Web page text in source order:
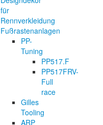
für
Rennverkleidung
Fußrastenanlagen
PP-
Tuning
PP517.F
PP517FRV-
Full
race
Gilles
Tooling
ARP